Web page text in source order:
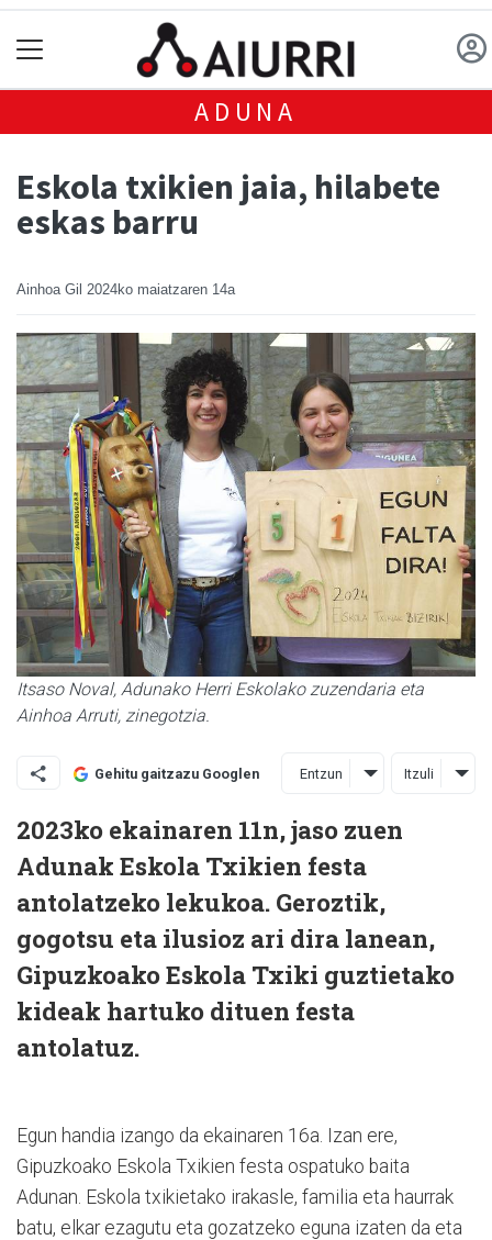
ADUNA
Eskola txikien jaia, hilabete
eskas barru
Ainhoa Gil 2024ko maiatzaren 14a
Itsaso Noval, Adunako Herri Eskolako zuzendaria eta
Ainhoa Arruti, zinegotzia.
Gehitu gaitzazu Googlen Entzun Itzuli
2023ko ekainaren 11n, jaso zuen
Adunak Eskola Txikien festa
antolatzeko lekukoa. Geroztik,
gogotsu eta ilusioz ari dira lanean,
Gipuzkoako Eskola Txiki guztietako
kideak hartuko dituen festa
antolatuz.
Egun handia izango da ekainaren 16a. Izan ere,
Gipuzkoako Eskola Txikien festa ospatuko baita
Adunan. Eskola txikietako irakasle, familia eta haurrak
batu, elkar ezagutu eta gozatzeko eguna izaten da eta